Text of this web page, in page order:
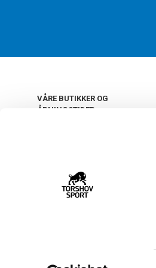
VÅRE BUTIKKER OG
ÅPNINGSTIDER
22 09 20 20